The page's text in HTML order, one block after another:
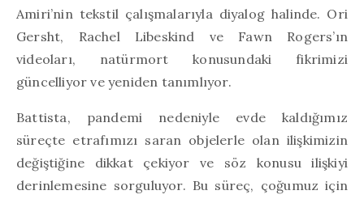
Amiri’nin tekstil çalışmalarıyla diyalog halinde. Ori
Gersht, Rachel Libeskind ve Fawn Rogers’ın
videoları, natürmort konusundaki fikrimizi
güncelliyor ve yeniden tanımlıyor.
Battista, pandemi nedeniyle evde kaldığımız
süreçte etrafımızı saran objelerle olan ilişkimizin
değiştiğine dikkat çekiyor ve söz konusu ilişkiyi
derinlemesine sorguluyor. Bu süreç, çoğumuz için